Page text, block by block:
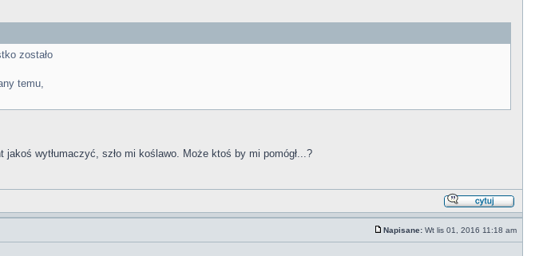
zostało
temu,
wytłumaczyć, szło mi koślawo. Może ktoś by mi pomógł...?
Napisane: Wt lis 01, 2016 11:18 am